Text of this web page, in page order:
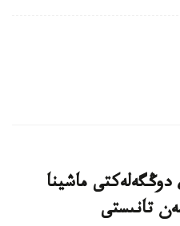
دوڭگەلەكتى ماشينا
تانىستى